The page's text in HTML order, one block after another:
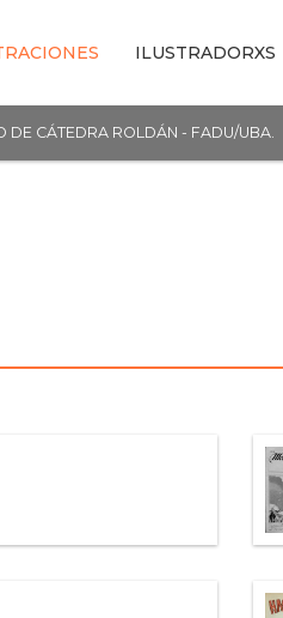
ILUSTRADORXS
DE CÁTEDRA ROLDÁN - FADU/UBA.